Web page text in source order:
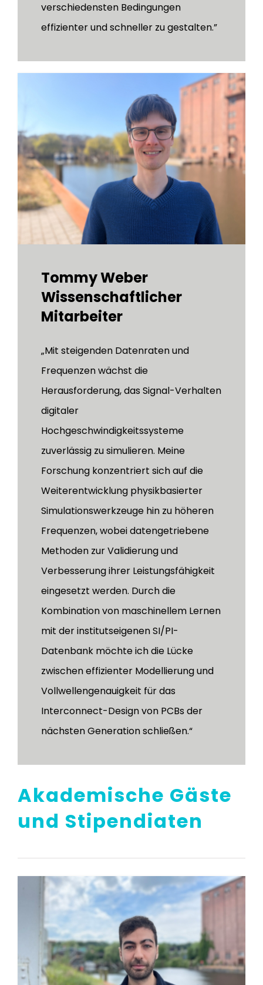
verschiedensten Bedingungen
effizienter und schneller zu gestalten.”
Tommy Weber
Wissenschaftlicher
Mitarbeiter
„Mit steigenden Datenraten und
Frequenzen wächst die
Herausforderung, das Signal-Verhalten
digitaler
Hochgeschwindigkeitssysteme
zuverlässig zu simulieren. Meine
Forschung konzentriert sich auf die
Weiterentwicklung physikbasierter
Simulationswerkzeuge hin zu höheren
Frequenzen, wobei datengetriebene
Methoden zur Validierung und
Verbesserung ihrer Leistungsfähigkeit
eingesetzt werden. Durch die
Kombination von maschinellem Lernen
mit der institutseigenen SI/PI-
Datenbank möchte ich die Lücke
zwischen effizienter Modellierung und
Vollwellengenauigkeit für das
Interconnect-Design von PCBs der
nächsten Generation schließen.“
Akademische Gäste
und Stipendiaten